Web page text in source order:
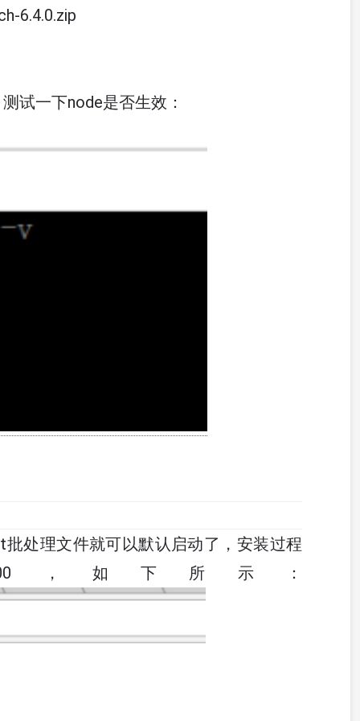
6.4.0.zip
试一下node是否生效：
处理文件就可以默认启动了，安装过程
，如下所示：